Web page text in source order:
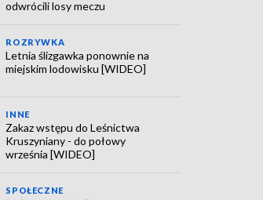
odwrócili losy meczu
ROZRYWKA
Letnia ślizgawka ponownie na
miejskim lodowisku [WIDEO]
INNE
Zakaz wstępu do Leśnictwa
Kruszyniany - do połowy
września [WIDEO]
SPOŁECZNE